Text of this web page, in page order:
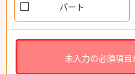
パート
未入力の必須項目